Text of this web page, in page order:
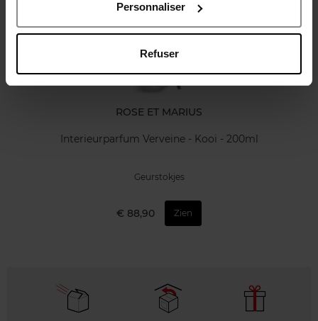
Personnaliser
Refuser
ROSE ET MARIUS
Interieurparfum Verveine - Kooi - 200ml
Geurstokjes
€ 88,90 Zien